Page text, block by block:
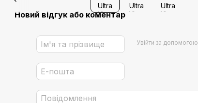
Новий відгук або коментар
Увійти за допомогою